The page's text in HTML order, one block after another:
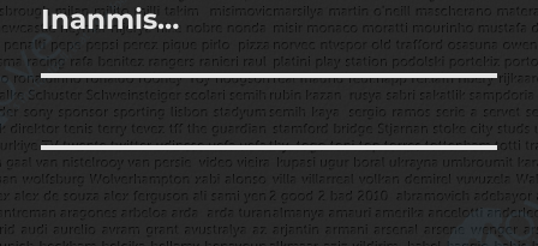
Sonraki
yazı:
Inanmis…